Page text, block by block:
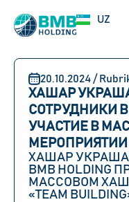
UZ
RU
20.10.2024 /
ХАШАР
СОТРУДНИКИ
УЧАСТИЕ В
МЕРОПРИЯТИИ
ХАШАР
BMB HOLDING
МАССОВОМ
«TEAM